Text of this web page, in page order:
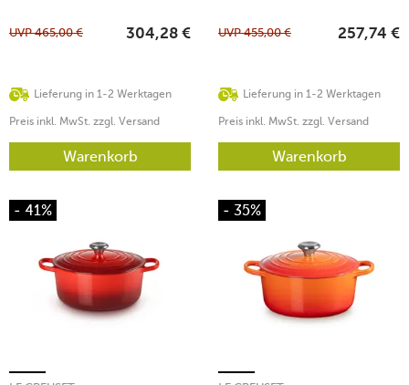
Lieferung in 1-2 Werktagen
UVP465,00 € 304,28 €
Preis inkl. MwSt. zzgl. Versand
Warenkorb
Lieferung in 1-2 Werktagen
UVP455,00 € 257,74 €
Preis inkl. MwSt. zzgl. Versand
Warenkorb
- 41% - 35%